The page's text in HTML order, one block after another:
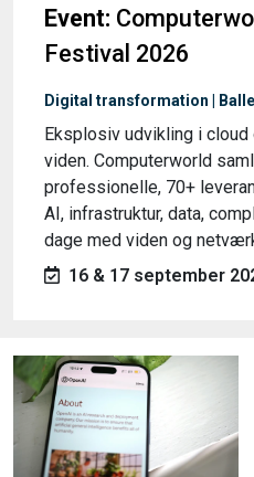
Event:
Festival 2026
Digital transformation |
Eksplosiv udvikling i
viden. Computerworld
professionelle, 70+
AI, infrastruktur, data,
dage med viden og
16 & 17 september